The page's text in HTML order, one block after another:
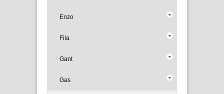
Enzo
Fila
Gant
Gas